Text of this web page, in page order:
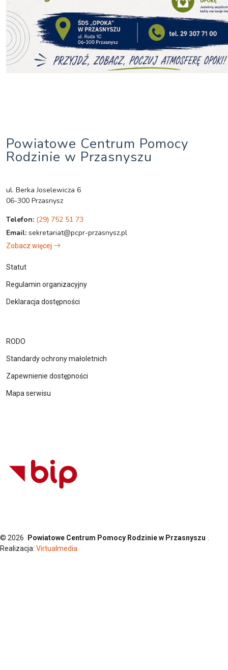
Powiatowe Centrum Pomocy
Rodzinie w Przasnyszu
ul. Berka Joselewicza 6
06-300 Przasnysz
Telefon: (29) 752 51 73
Email: sekretariat@pcpr-przasnysz.pl
Zobacz więcej
Statut
Regulamin organizacyjny
Deklaracja dostępności
RODO
Standardy ochrony małoletnich
Zapewnienie dostępności
Mapa serwisu
© 2026 Powiatowe Centrum Pomocy Rodzinie w Przasnyszu
Realizacja: Virtualmedia